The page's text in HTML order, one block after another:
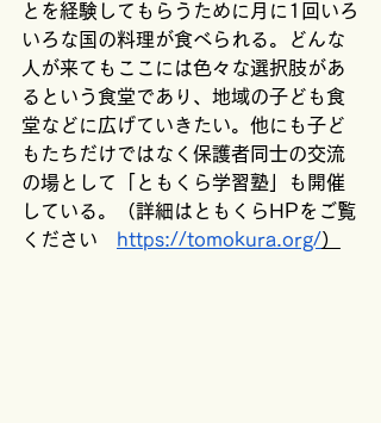
とを経験してもらうために月に1回いろ
いろな国の料理が食べられる。どんな
人が来てもここには色々な選択肢があ
るという食堂であり、地域の子ども食
堂などに広げていきたい。他にも子ど
もたちだけではなく保護者同士の交流
の場として「ともくら学習塾」も開催
している。（詳細はともくらHPをご覧
ください
https://tomokura.org/）